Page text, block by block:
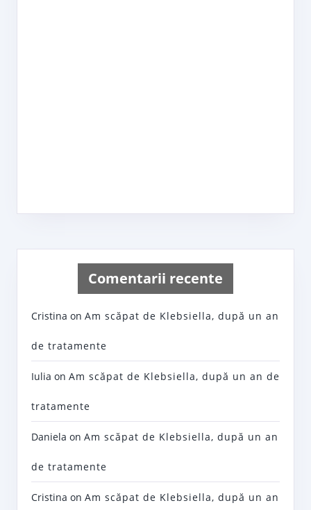
Comentarii recente
Cristina on Am scăpat de Klebsiella, după un an
de tratamente
Iulia on Am scăpat de Klebsiella, după un an de
tratamente
Daniela on Am scăpat de Klebsiella, după un an
de tratamente
Cristina on Am scăpat de Klebsiella, după un an